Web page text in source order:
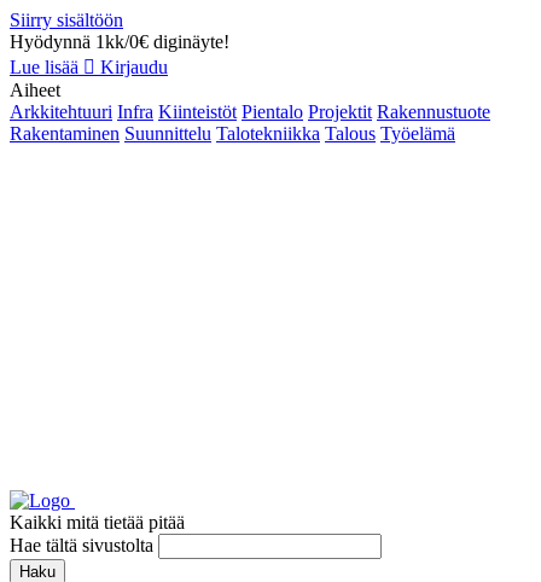
Siirry sisältöön
Hyödynnä 1kk/0€ diginäyte!
Lue lisää
Kirjaudu
Aiheet
Arkkitehtuuri Infra Kiinteistöt Pientalo Projektit Rakennustuote
Rakentaminen Suunnittelu Talotekniikka Talous Työelämä
Kaikki mitä tietää pitää
Hae tältä sivustolta
Haku